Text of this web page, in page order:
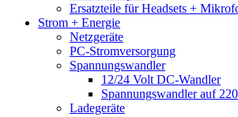
Ersatzteile für Headsets +
Strom + Energie
Netzgeräte
PC-Stromversorgung
Spannungswandler
12/24 Volt DC-Wandler
Spannungswandler auf
Ladegeräte